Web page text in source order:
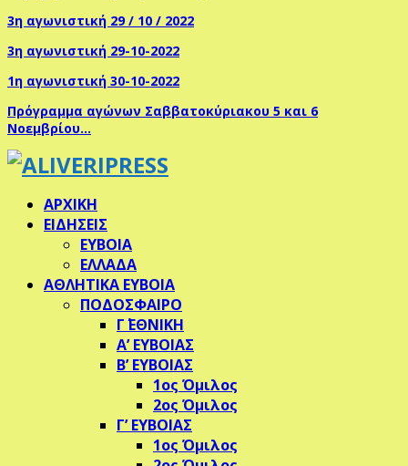
3η αγωνιστική 29 / 10 / 2022
3η αγωνιστική 29-10-2022
1η αγωνιστική 30-10-2022
Πρόγραμμα αγώνων Σαββατοκύριακου 5 και 6
Νοεμβρίου…
ΑΡΧΙΚΗ
ΕΙΔΗΣΕΙΣ
ΕΥΒΟΙΑ
ΕΛΛΑΔΑ
ΑΘΛΗΤΙΚΑ ΕΥΒΟΙΑ
ΠΟΔΟΣΦΑΙΡΟ
Γ΄ ΕΘΝΙΚΗ
Α’ ΕΥΒΟΙΑΣ
Β’ ΕΥΒΟΙΑΣ
1ος Όμιλος
2ος Όμιλος
Γ’ ΕΥΒΟΙΑΣ
1ος Όμιλος